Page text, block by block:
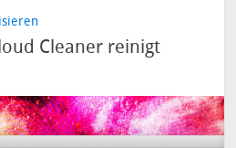
Cleaner reinigt